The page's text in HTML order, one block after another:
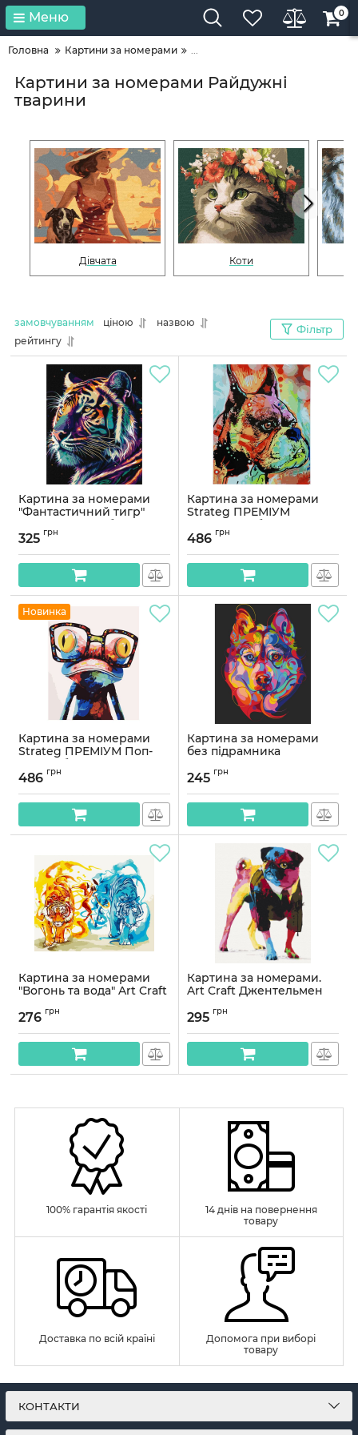
Меню 0
Головна Картини за номерами ...
Картини за номерами Райдужні
тварини
Дівчата Коти
замовчуванням ціною
назвою
рейтингу
Фільтр
Картина за номерами
"Фантастичний тигр"
KHO6527 з фарбами
металік 40х50 см
Артикул:KHO6527
325 грн
Картина за номерами
Strateg ПРЕМІУМ
Барвистий бульдог з
лаком розміром 40х50
Артикул:SY6875
486 грн
Новинка
Картина за номерами
Strateg ПРЕМІУМ Поп-
арт: Жабеня в окулярах з
лаком розміром 40х50
Артикул:VA-2112
486 грн
Картина за номерами
без підрамника
ACNF 40х50 см
Артикул:11521-ACNF
245 грн
Картина за номерами
"Вогонь та вода" Art Craft
Артикул:
276 грн
Картина за номерами.
Art Craft Джентельмен
Артикул:
295 грн
100% гарантія якості
14 днів на повернення
товару
Доставка по всій країні
Допомога при виборі
товару
КОНТАКТИ